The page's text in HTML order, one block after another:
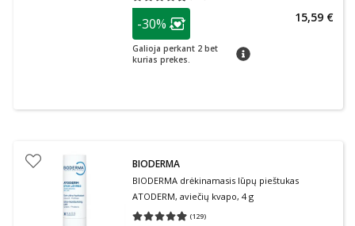
patarimas
Lojalumo klubo narių nuolaida
-30%
Galioja perkant 2 bet
kurias prekes.
patarimas
15,59 €
BIODERMA
BIODERMA drėkinamasis lūpų pieštukas
ATODERM, aviečių kvapo, 4 g
(129)
Vidutinis įvertinimas 4.93